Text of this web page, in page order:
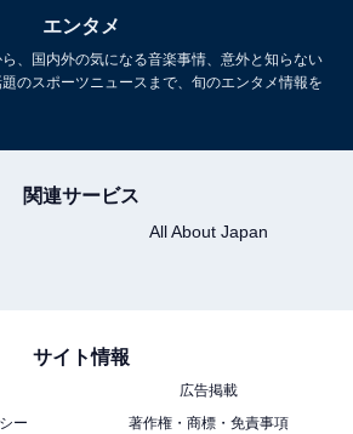
に惨敗するなど、持ち味を全く生
終えてしまいました。
エンタメ
、国内外の気になる音楽事情、意外と知らない
のスポーツニュースまで、旬のエンタメ情報を
関連サービス
All About Japan
サイト情報
広告掲載
ー
著作権・商標・免責事項